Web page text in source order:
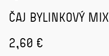
ČAJ BYLINKOVÝ MIX
2,60 €